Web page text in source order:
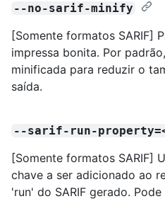
--no-sarif-minify
[Somente formatos SARIF]
impressa bonita. Por
minificada para reduzir o
saída.
--sarif-run-
[Somente formatos SARIF]
chave a ser adicionado ao
'run' do SARIF gerado.